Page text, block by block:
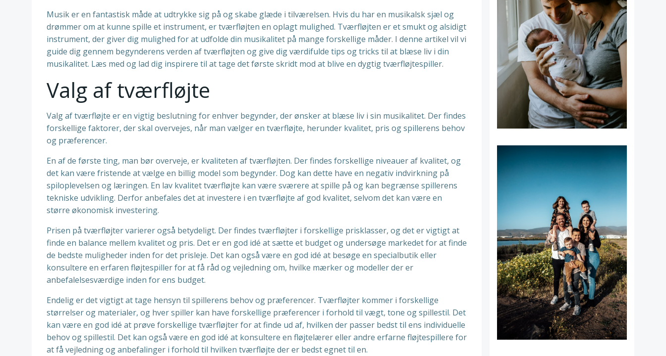
Musik er en fantastisk måde at udtrykke sig på og skabe glæde i tilværelsen. Hvis du har en musikalsk sjæl og
drømmer om at kunne spille et instrument, er tværfløjten en oplagt mulighed. Tværfløjten er et smukt og alsidigt
instrument, der giver dig mulighed for at udfolde din musikalitet på mange forskellige måder. I denne artikel vil vi
guide dig gennem begynderens verden af tværfløjten og give dig værdifulde tips og tricks til at blæse liv i din
musikalitet. Læs med og lad dig inspirere til at tage det første skridt mod at blive en dygtig tværfløjtespiller.
Valg af tværfløjte
Valg af tværfløjte er en vigtig beslutning for enhver begynder, der ønsker at blæse liv i sin musikalitet. Der findes
forskellige faktorer, der skal overvejes, når man vælger en tværfløjte, herunder kvalitet, pris og spillerens behov
og præferencer.
En af de første ting, man bør overveje, er kvaliteten af tværfløjten. Der findes forskellige niveauer af kvalitet, og
det kan være fristende at vælge en billig model som begynder. Dog kan dette have en negativ indvirkning på
spiloplevelsen og læringen. En lav kvalitet tværfløjte kan være sværere at spille på og kan begrænse spillerens
tekniske udvikling. Derfor anbefales det at investere i en tværfløjte af god kvalitet, selvom det kan være en
større økonomisk investering.
Prisen på tværfløjter varierer også betydeligt. Der findes tværfløjter i forskellige prisklasser, og det er vigtigt at
finde en balance mellem kvalitet og pris. Det er en god idé at sætte et budget og undersøge markedet for at finde
de bedste muligheder inden for det prisleje. Det kan også være en god idé at besøge en specialbutik eller
konsultere en erfaren fløjtespiller for at få råd og vejledning om, hvilke mærker og modeller der er
anbefalelsesværdige inden for ens budget.
Endelig er det vigtigt at tage hensyn til spillerens behov og præferencer. Tværfløjter kommer i forskellige
størrelser og materialer, og hver spiller kan have forskellige præferencer i forhold til vægt, tone og spillestil. Det
kan være en god idé at prøve forskellige tværfløjter for at finde ud af, hvilken der passer bedst til ens individuelle
behov og spillestil. Det kan også være en god idé at konsultere en fløjtelærer eller andre erfarne fløjtespillere for
at få vejledning og anbefalinger i forhold til hvilken tværfløjte der er bedst egnet til en.